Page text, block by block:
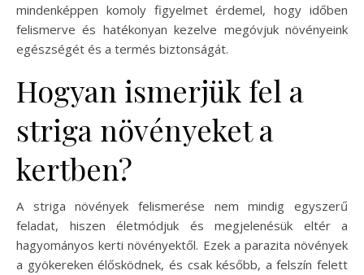
mindenképpen komoly figyelmet érdemel, hogy időben
felismerve és hatékonyan kezelve megóvjuk növényeink
egészségét és a termés biztonságát.
Hogyan ismerjük fel a
striga növényeket a
kertben?
A striga növények felismerése nem mindig egyszerű
feladat, hiszen életmódjuk és megjelenésük eltér a
hagyományos kerti növényektől. Ezek a parazita növények
a gyökereken élősködnek, és csak később, a felszín felett